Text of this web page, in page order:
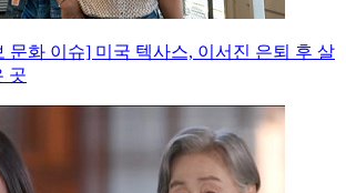
문화 이슈] 미국 텍사스, 이서진 은퇴 후 살
곳